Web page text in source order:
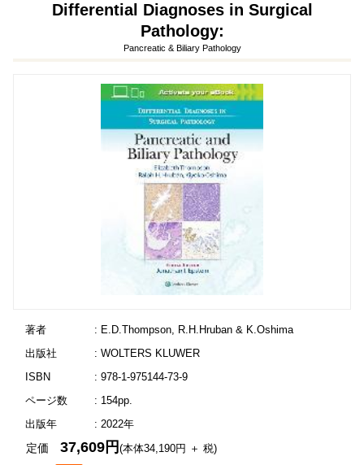
Differential Diagnoses in Surgical
Pathology:
Pancreatic & Biliary Pathology
著者
: E.D.Thompson, R.H.Hruban & K.Oshima
出版社
: WOLTERS KLUWER
ISBN
: 978-1-975144-73-9
ページ数
: 154pp.
出版年
: 2022年
定価37,609円(本体34,190円 ＋ 税)